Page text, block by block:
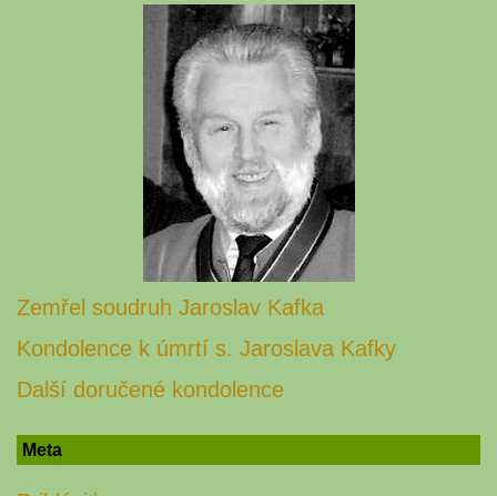
Zemřel soudruh Jaroslav Kafka
Kondolence k úmrtí s. Jaroslava Kafky
Další doručené kondolence
Meta